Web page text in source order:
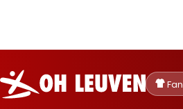
Oud-
Heverlee
Leuven